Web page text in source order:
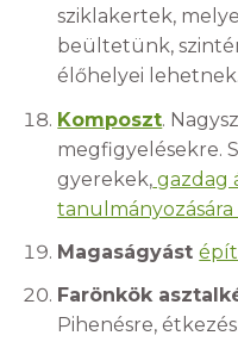
sziklakertek,
beültetünk,
élőhelyei lehetnek.
Komposzt.
megfigyelésekre.
gyerekek, gazdag
Magaságyást
Farönkök
Pihenésre,